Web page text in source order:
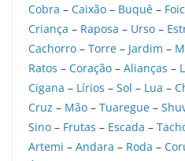
Cobra – Caixão – Buquê –
Criança – Raposa – Urso –
Cachorro – Torre – Jardim –
Ratos – Coração – Alianças –
Cigana – Lírios – Sol – Lua –
Cruz – Mão – Tuaregue –
Sino – Frutas – Escada –
Artemi – Andara – Roda –